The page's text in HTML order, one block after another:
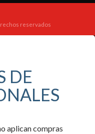
reservados
DE
aplican compras